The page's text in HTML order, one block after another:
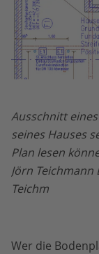
Ausschnitt
seines Hauses
Plan lesen
Jörn
Teichm
Wer die